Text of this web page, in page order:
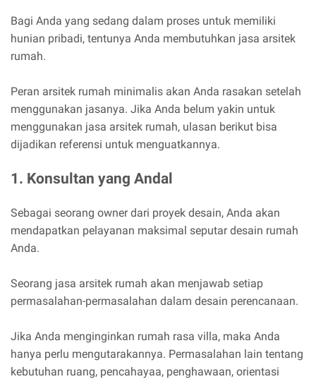
Bagi Anda yang sedang dalam proses untuk memiliki
hunian pribadi, tentunya Anda membutuhkan jasa arsitek
rumah.
Peran arsitek rumah minimalis akan Anda rasakan setelah
menggunakan jasanya. Jika Anda belum yakin untuk
menggunakan jasa arsitek rumah, ulasan berikut bisa
dijadikan referensi untuk menguatkannya.
1. Konsultan yang Andal
Sebagai seorang owner dari proyek desain, Anda akan
mendapatkan pelayanan maksimal seputar desain rumah
Anda.
Seorang jasa arsitek rumah akan menjawab setiap
permasalahan-permasalahan dalam desain perencanaan.
Jika Anda menginginkan rumah rasa villa, maka Anda
hanya perlu mengutarakannya. Permasalahan lain tentang
kebutuhan ruang, pencahayaa, penghawaan, orientasi